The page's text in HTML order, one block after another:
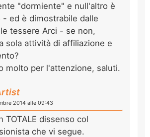
"dormiente" e null'altro è
ed è dimostrabile dalle
tessere Arci - se non,
sola attività di affiliazione e
molto per l'attenzione, saluti.
2014 alle 09:43
TOTALE dissenso col
che vi segue.